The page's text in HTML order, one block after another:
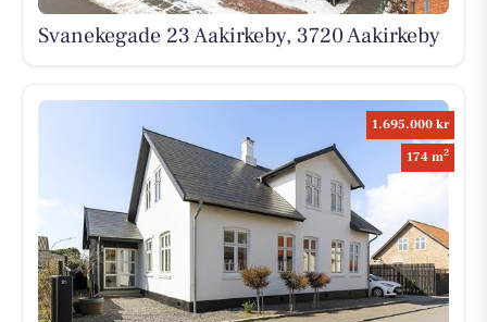
Svanekegade 23 Aakirkeby, 3720 Aakirkeby
1.695.000 kr
174 m2